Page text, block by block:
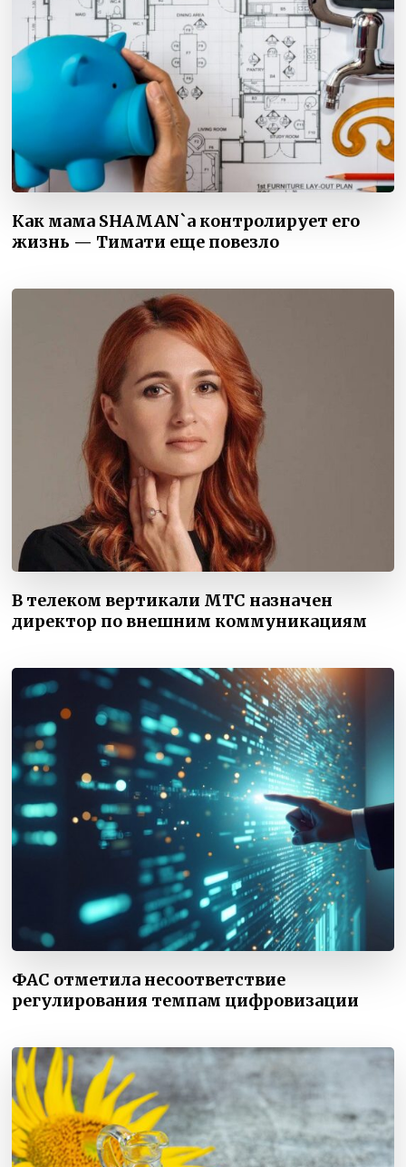
Как мама SHAMAN`а контролирует его
жизнь — Тимати еще повезло
В телеком вертикали МТС назначен
директор по внешним коммуникациям
ФАС отметила несоответствие
регулирования темпам цифровизации